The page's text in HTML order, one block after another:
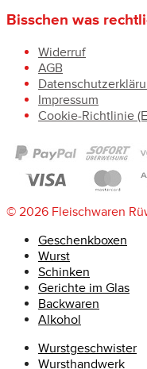
Bisschen was
Widerruf
AGB
Impressum
Cookie-Richtlinie
© 2026 Fleischwaren
Geschenkboxen
Wurst
Schinken
Gerichte im Glas
Backwaren
Alkohol
Wurstgeschwister
Wursthandwerk